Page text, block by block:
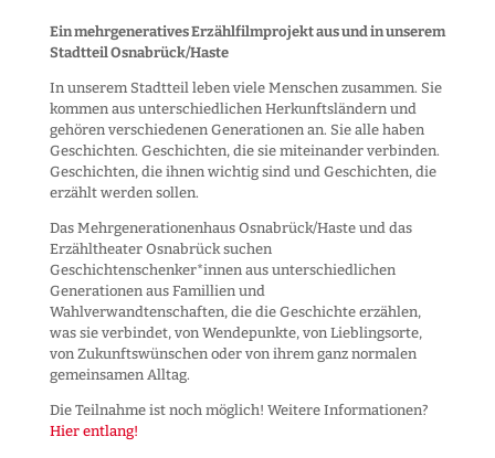
Ein mehrgeneratives Erzählfilmprojekt aus und in unserem
Stadtteil Osnabrück/Haste
In unserem Stadtteil leben viele Menschen zusammen. Sie
kommen aus unterschiedlichen Herkunftsländern und
gehören verschiedenen Generationen an. Sie alle haben
Geschichten. Geschichten, die sie miteinander verbinden.
Geschichten, die ihnen wichtig sind und Geschichten, die
erzählt werden sollen.
Das Mehrgenerationenhaus Osnabrück/Haste und das
Erzähltheater Osnabrück suchen
Geschichtenschenker*innen aus unterschiedlichen
Generationen aus Famillien und
Wahlverwandtenschaften, die die Geschichte erzählen,
was sie verbindet, von Wendepunkte, von Lieblingsorte,
von Zukunftswünschen oder von ihrem ganz normalen
gemeinsamen Alltag.
Die Teilnahme ist noch möglich! Weitere Informationen?
Hier entlang!